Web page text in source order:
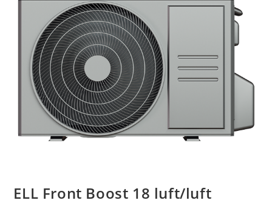
ELL Front Boost 18 luft/luft